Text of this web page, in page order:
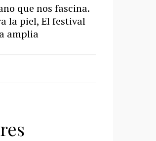
que nos fascina.
la piel, El festival
amplia